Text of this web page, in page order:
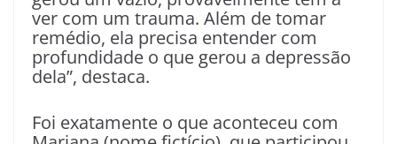
ver com um trauma. Além de tomar
remédio, ela precisa entender com
profundidade o que gerou a depressão
dela”, destaca.
Foi exatamente o que aconteceu com